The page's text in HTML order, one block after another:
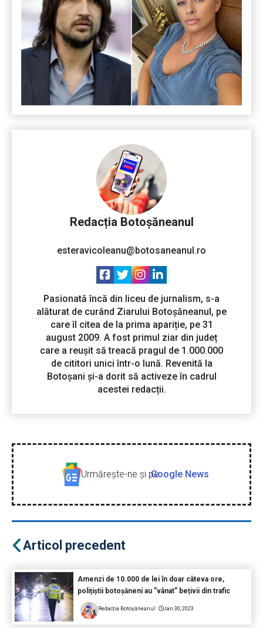
Redacția Botoșăneanul
esteravicoleanu@botosaneanul.ro
Pasionată încă din liceu de jurnalism, s-a
alăturat de curând Ziarului Botoșăneanul, pe
care îl citea de la prima apariție, pe 31
august 2009. A fost primul ziar din județ
care a reușit să treacă pragul de 1.000.000
de cititori unici într-o lună. Revenită la
Botoșani și-a dorit să activeze în cadrul
acestei redacții.
Urmăreşte-ne şi peGoogle News
Articol precedent
Amenzi de 10.000 de lei în doar câteva ore,
polițiștii botoșăneni au ”vânat” bețivii din trafic
Redacția Botoșăneanul Jan 30, 2023